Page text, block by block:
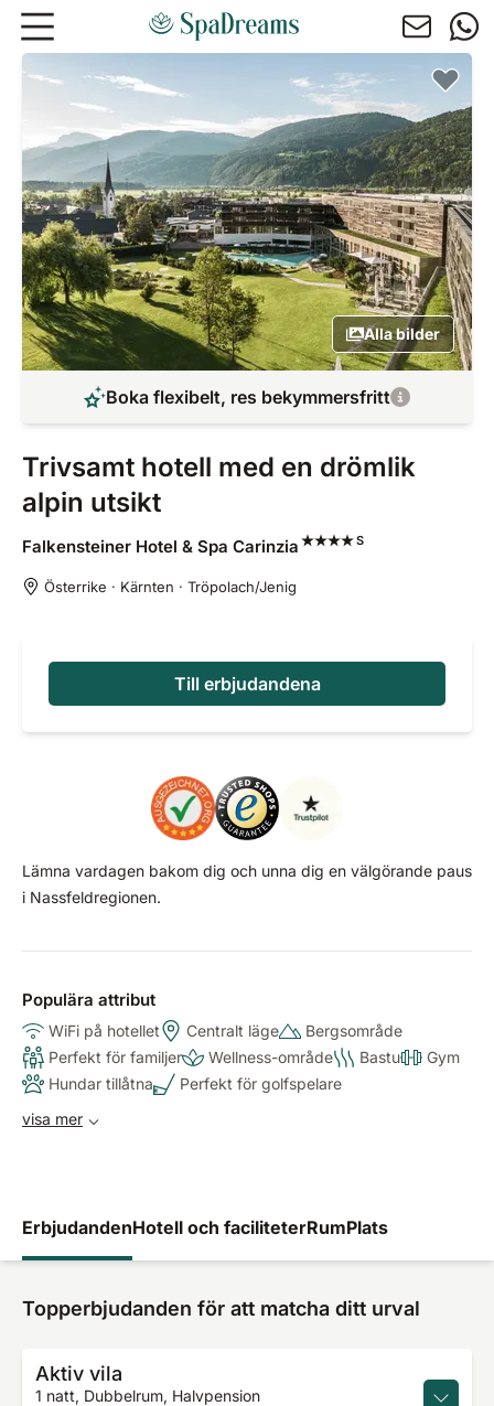
Hoppa till huvudinnehåll
Alla bilder
Boka flexibelt, res bekymmersfritt
Trivsamt hotell med en drömlik
alpin utsikt
Falkensteiner Hotel & Spa Carinzia S
Österrike · Kärnten · Tröpolach/Jenig
Till erbjudandena
Lämna vardagen bakom dig och unna dig en välgörande paus
i Nassfeldregionen.
Populära attribut
WiFi på hotellet Centralt läge
Bergsområde
Perfekt för familjer
Wellness-område Bastu
Gym
Hundar tillåtna
Perfekt för golfspelare
visa mer
ErbjudandenHotell och faciliteterRumPlats
Topperbjudanden för att matcha ditt urval
Aktiv vila
1 natt, Dubbelrum, Halvpension